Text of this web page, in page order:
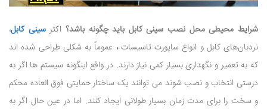
شرایط محیطی محل نصب سینی کابل باید چگونه باشد؟ اکثرسینی کابل،
نردبان‌های کابل و انواع ساپورت تاسیسات، عموماً به شکلی طراحی شده اند
که به تعمیر و نگهداری بسیار کمی نیاز دارند. در واقع اینگونه سیستم ها اگر به
درستی انتخاب و نصب شوند می توانند یک ساختار حمایتی فوق العاده محکم
و سخت را برای مدت زمان بسیار طولانی ایجاد کنند. اما در عین حال اگر به